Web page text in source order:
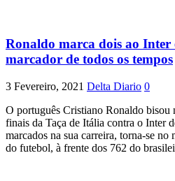
Ronaldo marca dois ao Inter
marcador de todos os tempos
3 Fevereiro, 2021 Delta Diario 0
O português Cristiano Ronaldo bisou
finais da Taça de Itália contra o Inter
marcados na sua carreira, torna-se
do futebol, à frente dos 762 do